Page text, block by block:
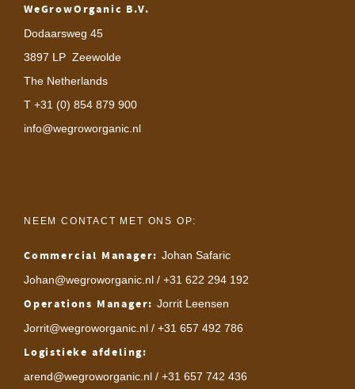
WeGrowOrganic B.V.
Dodaarsweg 45
3897 LP Zeewolde
The Netherlands
T +31 (0) 854 879 900
info@wegroworganic.nl
NEEM CONTACT MET ONS OP:
Commercial Manager: Johan Safaric
Johan@wegroworganic.nl / +31 622 294 192
Operations Manager: Jorrit Leensen
Jorrit@wegroworganic.nl / +31 657 492 786
Logistieke afdeling:
arend@wegroworganic.nl / +31 657 742 436